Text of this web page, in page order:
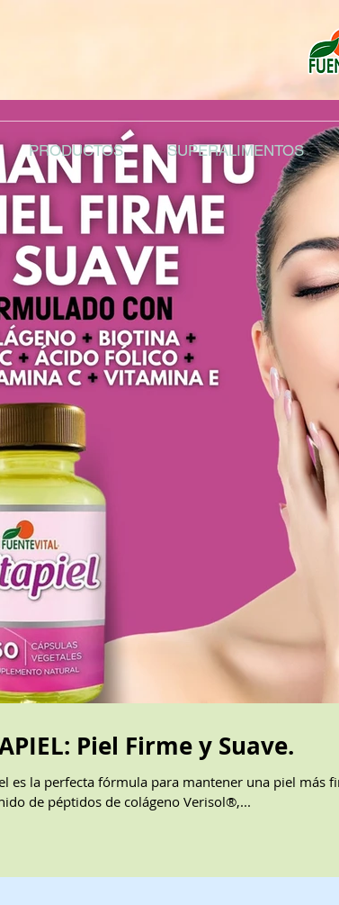
PRODUCTOS SUPERALIMENTOS
Piel Firme y Suave.
es la perfecta fórmula para mantener una piel más
de péptidos de colágeno Verisol®,...